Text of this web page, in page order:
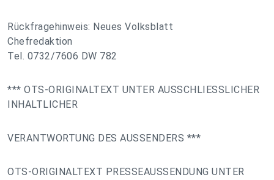
Rückfragehinweis: Neues Volksblatt
Chefredaktion
Tel. 0732/7606 DW 782
*** OTS-ORIGINALTEXT UNTER AUSSCHLIESSLICHER
INHALTLICHER
VERANTWORTUNG DES AUSSENDERS ***
OTS-ORIGINALTEXT PRESSEAUSSENDUNG UNTER